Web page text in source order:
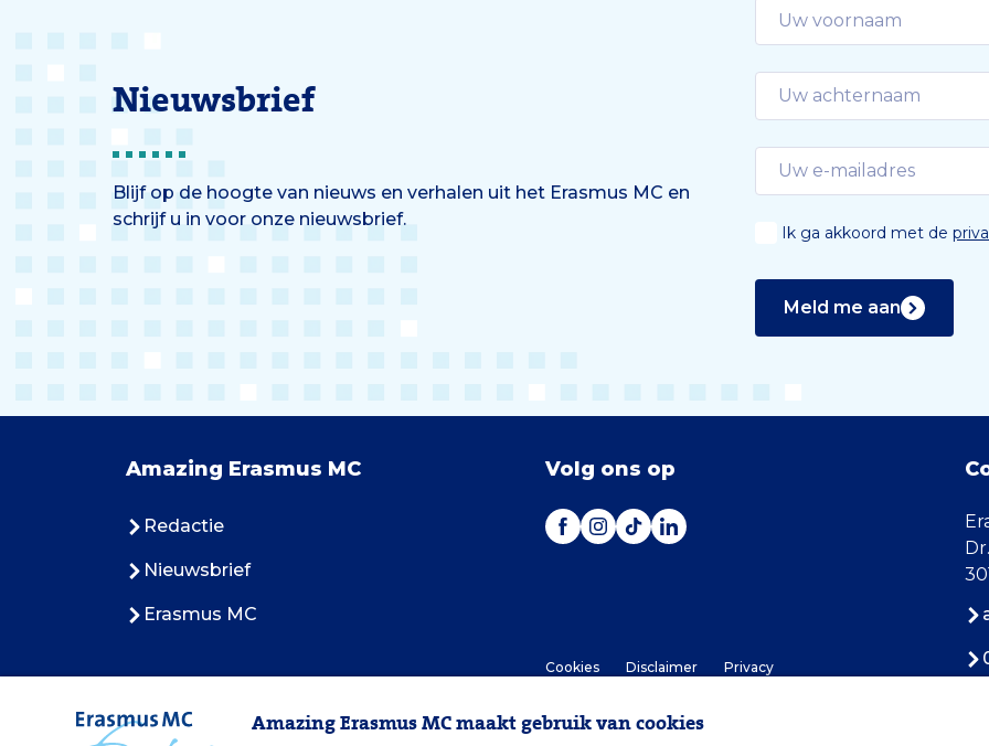
Nieuwsbrief
Blijf op de hoogte van nieuws en verhalen uit het Erasmus MC en
schrijf u in voor onze nieuwsbrief.
Ik ga akkoord met de
Meld me aan
Amazing Erasmus MC
Redactie
Nieuwsbrief
Erasmus MC
Volg ons op
Cookies Disclaimer Privacy
Amazing Erasmus MC maakt gebruik van cookies